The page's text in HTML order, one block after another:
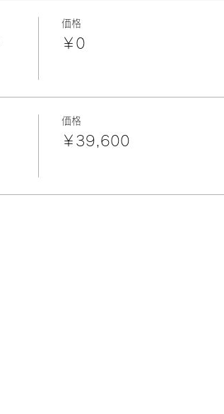
価格
￥0
価格
￥39,600